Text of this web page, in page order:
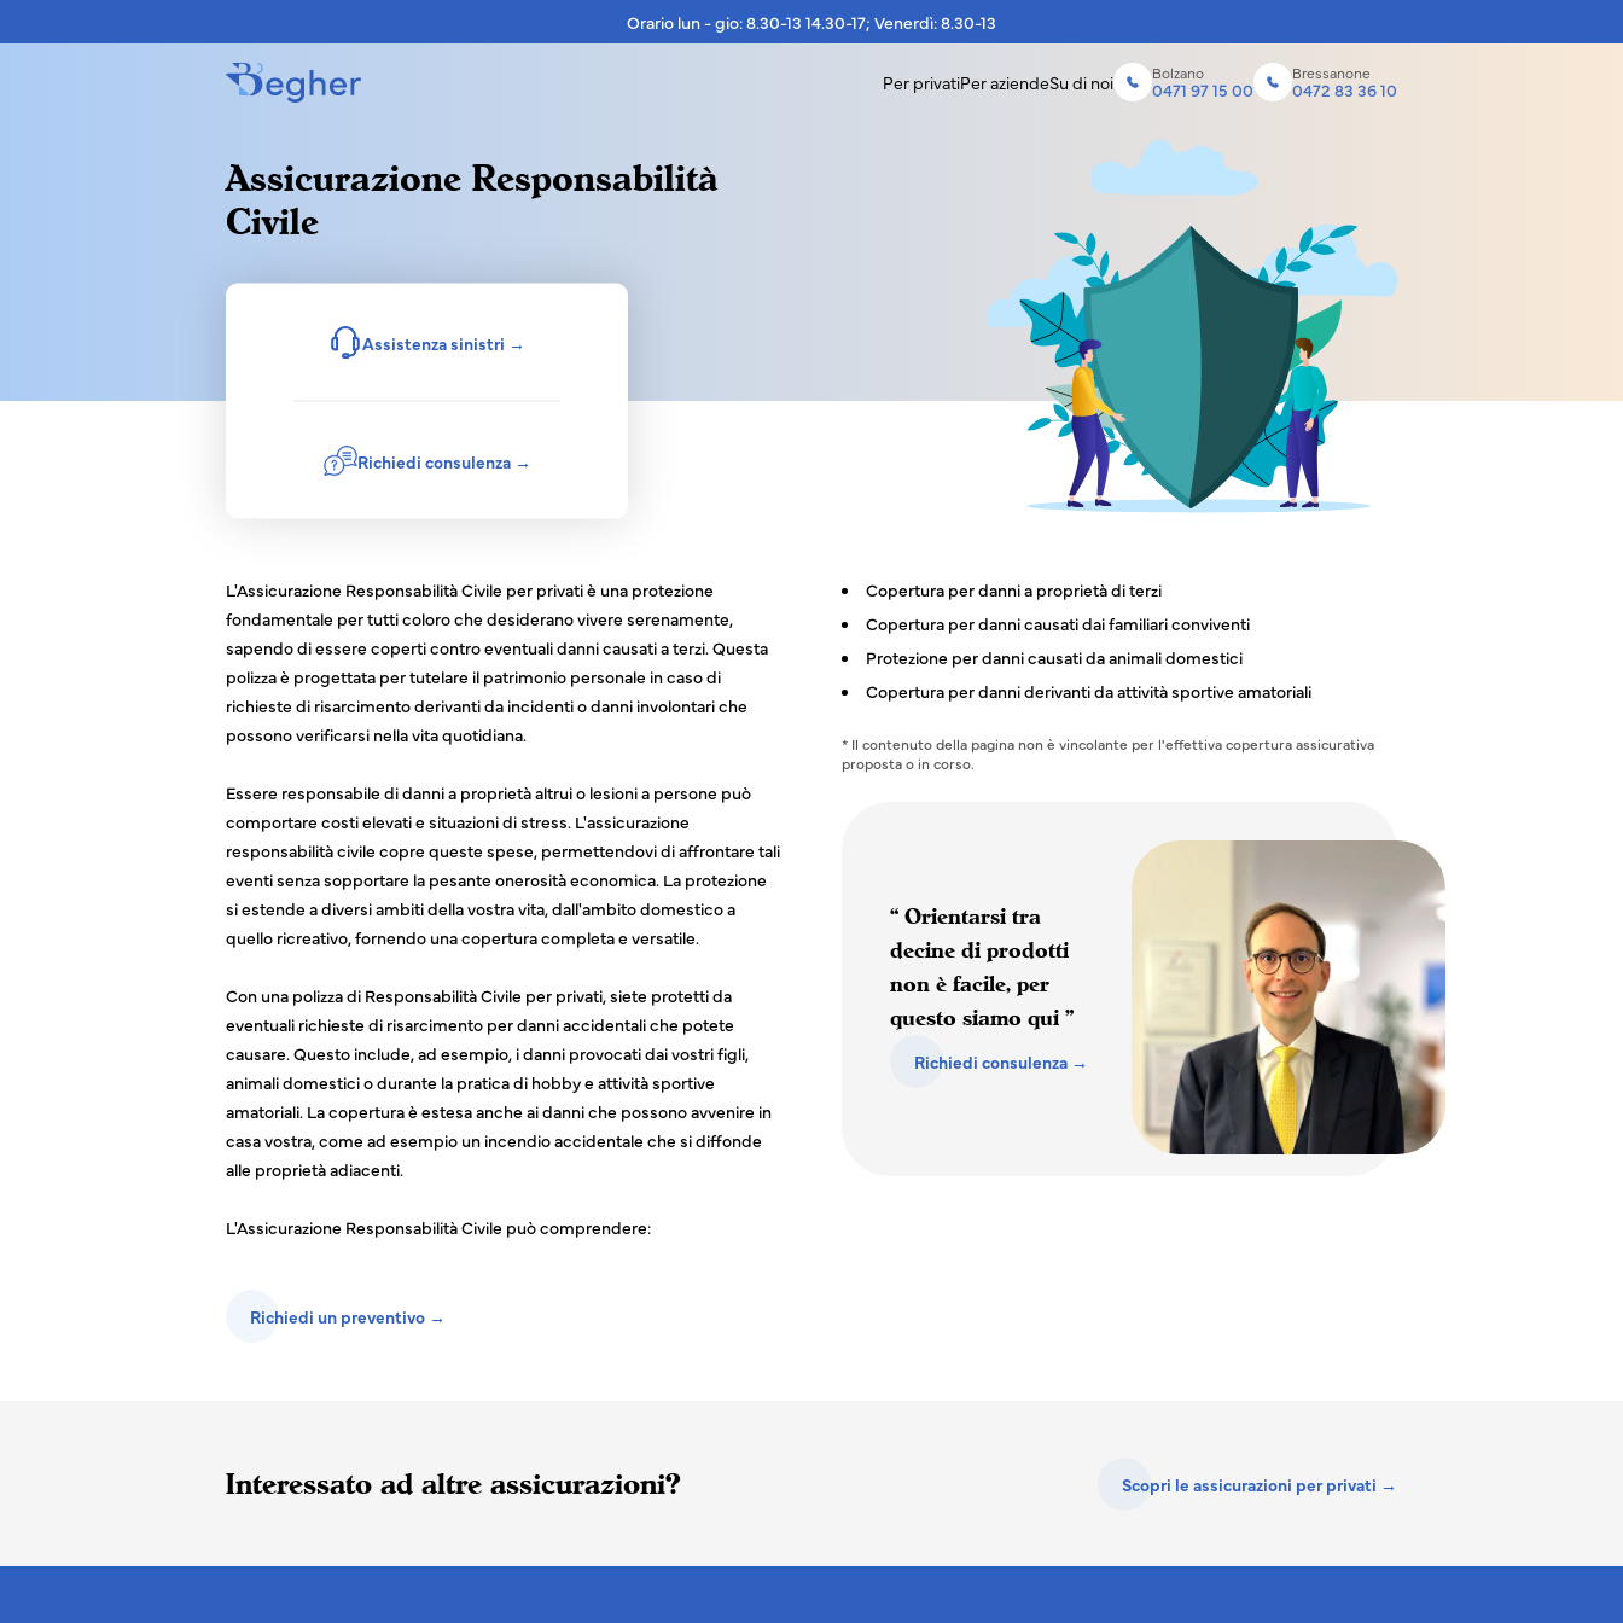
Orario lun - gio: 8.30-13 14.30-17; Venerdì: 8.30-13
Per privatiPer aziendeSu di noi Bolzano
0471 97 15 00
Bressanone
0472 83 36 10
Assicurazione Responsabilità
Civile
Assistenza sinistri →
Richiedi consulenza →
L'Assicurazione Responsabilità Civile per privati è una protezione
fondamentale per tutti coloro che desiderano vivere serenamente,
sapendo di essere coperti contro eventuali danni causati a terzi. Questa
polizza è progettata per tutelare il patrimonio personale in caso di
richieste di risarcimento derivanti da incidenti o danni involontari che
possono verificarsi nella vita quotidiana.
Essere responsabile di danni a proprietà altrui o lesioni a persone può
comportare costi elevati e situazioni di stress. L'assicurazione
responsabilità civile copre queste spese, permettendovi di affrontare tali
eventi senza sopportare la pesante onerosità economica. La protezione
si estende a diversi ambiti della vostra vita, dall'ambito domestico a
quello ricreativo, fornendo una copertura completa e versatile.
Con una polizza di Responsabilità Civile per privati, siete protetti da
eventuali richieste di risarcimento per danni accidentali che potete
causare. Questo include, ad esempio, i danni provocati dai vostri figli,
animali domestici o durante la pratica di hobby e attività sportive
amatoriali. La copertura è estesa anche ai danni che possono avvenire in
casa vostra, come ad esempio un incendio accidentale che si diffonde
alle proprietà adiacenti.
L'Assicurazione Responsabilità Civile può comprendere:
Copertura per danni a proprietà di terzi
Copertura per danni causati dai familiari conviventi
Protezione per danni causati da animali domestici
Copertura per danni derivanti da attività sportive amatoriali
* Il contenuto della pagina non è vincolante per l'effettiva copertura assicurativa
proposta o in corso.
“ Orientarsi tra
decine di prodotti
non è facile, per
questo siamo qui ”
Richiedi consulenza →
Richiedi un preventivo →
Interessato ad altre assicurazioni? Scopri le assicurazioni per privati →
Come desideri contattarci?
Via telefono